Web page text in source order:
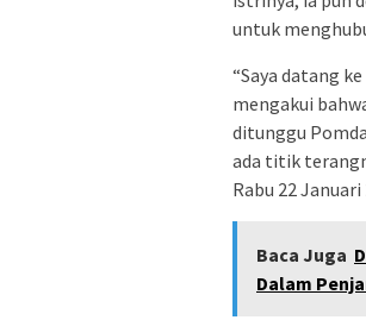
untuk
“Saya datang
mengakui
ditunggu
ada titik
Rabu 22 Januari
Baca Juga
Dalam